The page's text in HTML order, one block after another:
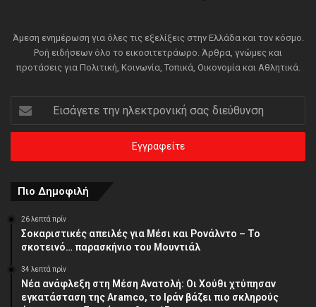
Άμεση ενημέρωση για όλες τις εξελίξεις στην Ελλάδα και τον κόσμο.
Ροή ειδήσεων όλο το εικοσιτετράωρο. Άρθρα, γνώμες και
προτάσεις για Πολιτική, Κοινωνία, Τοπικά, Οικονομία και Αθλητικά.
Εισάγετε
την
ηλεκτρονική
διεύθυνση
Πιο Δημοφιλή
26 λεπτά πρίν
Σοκαριστικές απειλές για Μέσι και Ρονάλντο – Το
σκοτεινό… παρασκήνιο του Μουντιάλ
34 λεπτά πρίν
Νέα ανάφλεξη στη Μέση Ανατολή: Οι Χούθι χτύπησαν
εγκατάσταση της Aramco, το Ιράν βάζει πιο σκληρούς